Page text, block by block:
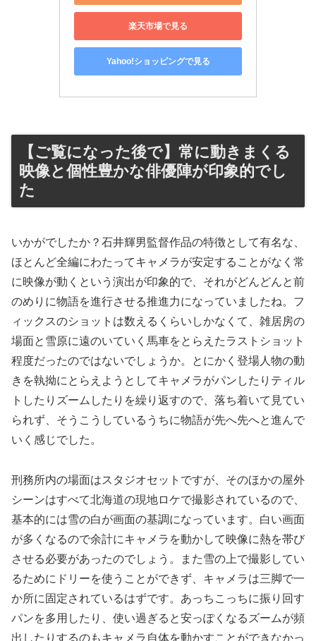
楽天市場で見る
Yahoo!ショッピングで見る
【ご覧になった後で】常に動きまくる
映像と個性豊かな俳優陣が印象的でし
た
いかがでしたか？石井輝男監督作品の特徴として有名な、
ほとんど全編にわたってキャメラが安定することがなく常
に映像が動くという演出が印象的で、それがどんどんと前
のめりに物語を進行させる推進力になっていましたね。フ
ィックスのショットは数えるくらいしかなくて、雑居房の
場面と雪原に遠のいていく馬車をとらえたラストショット
程度だったのではないでしょうか。とにかく登場人物の動
きを執拗にとらえようとしてキャメラがパンしたりティル
トしたりズームしたりを繰り返すので、落ち着いて見てい
られず、そうこうしているうちに物語が先へ先へと進んで
いく感じでした。
刑務所内の場面はスタジオセットですが、そのほかの屋外
シーンはすべて北海道の現地ロケで撮影されているので、
基本的には雪の白が画面の基調になっています。白い画面
が多くなるので余計にキャメラを動かして映像に熱を帯び
させる必要があったのでしょう。また雪の上で撮影してい
るためにドリーを使うことができず、キャメラは三脚で一
か所に固定されているはずです。あっちこっちに振り回す
パンを多用したり、使い過ぎると安っぽくなるズームが頻
出したりするのもキャメラ自体を動かすことができなかっ